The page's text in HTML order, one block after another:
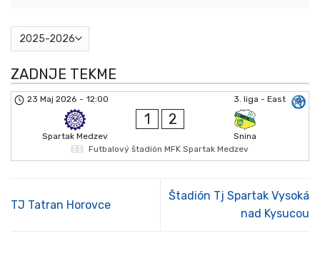
ZADNJE TEKME
3. liga - East
23 Maj 2026 - 12:00
Spartak Medzev
1 2
Snina
Futbalový štadión MFK Spartak Medzev
TJ Tatran Horovce
Štadión Tj Spartak Vysoká
nad Kysucou